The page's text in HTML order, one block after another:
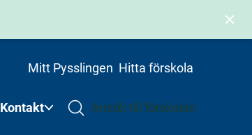
Kontakt
Mitt Pysslingen Hitta förskola
Ansök till förskolan